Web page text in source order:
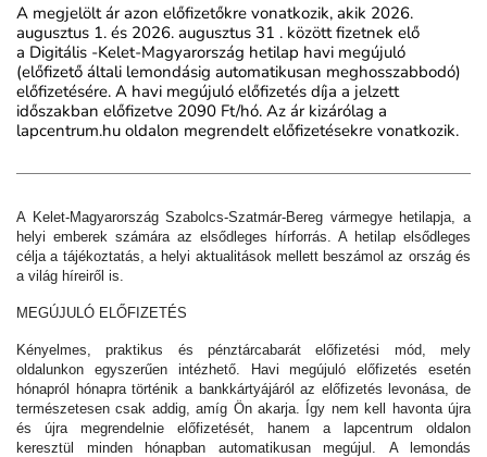
A megjelölt ár azon előfizetőkre vonatkozik, akik 2026.
augusztus 1. és 2026. augusztus 31 . között fizetnek elő
a Digitális -Kelet-Magyarország hetilap havi megújuló
(előfizető általi lemondásig automatikusan meghosszabbodó)
előfizetésére. A havi megújuló előfizetés díja a jelzett
időszakban előfizetve 2090 Ft/hó. Az ár kizárólag a
lapcentrum.hu oldalon megrendelt előfizetésekre vonatkozik.
A Kelet-Magyarország Szabolcs-Szatmár-Bereg vármegye hetilapja, a
helyi emberek számára az elsődleges hírforrás. A hetilap elsődleges
célja a tájékoztatás, a helyi aktualitások mellett beszámol az ország és
a világ híreiről is.
MEGÚJULÓ ELŐFIZETÉS
Kényelmes, praktikus és pénztárcabarát előfizetési mód, mely
oldalunkon egyszerűen intézhető. Havi megújuló előfizetés esetén
hónapról hónapra történik a bankkártyájáról az előfizetés levonása, de
természetesen csak addig, amíg Ön akarja. Így nem kell havonta újra
és újra megrendelnie előfizetését, hanem a lapcentrum oldalon
keresztül minden hónapban automatikusan megújul. A lemondás